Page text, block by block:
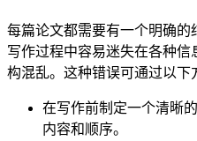
每篇论文都需要有一个明确
写作过程中容易迷失在各种
构混乱。这种错误可通过以下
在写作前制定一个清晰
内容和顺序。